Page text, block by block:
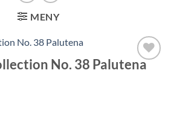
MENY
Legg til i
No. 38 Palutena